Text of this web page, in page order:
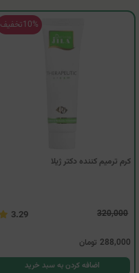
10%تخفیف
کرم ترمیم کننده دکتر ژیلا
320,000
3.29
288,000 تومان
اضافه کردن به سبد خرید